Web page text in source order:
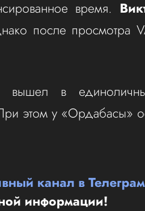
время.
после просмотра
вышел в
этом у «Ордабасы»
канал в Телеграм
информации!